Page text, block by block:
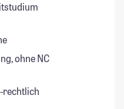
ohne NC
rechtlich